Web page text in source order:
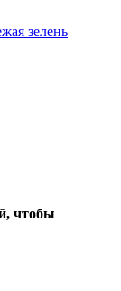
зелень
чтобы